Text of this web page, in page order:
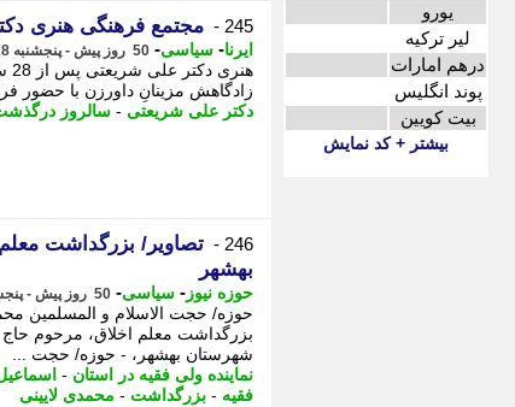
یورو
لیر ترکیه
درهم امارات
پوند انگلیس
بیت کویین
بیشتر + کد نمایش
245 - مجتمع فرهنگی هنری
ایرنا- سیاسی- 50 روز پیش - پنجشنبه 28 خرداد 1405، 23:55
زادگاهش مزینانِ داورزن با حضور
دکتر علی شریعتی - سالروز
246 -
تصاویر/ بزرگداشت
بهشهر
حوزه نیوز - سیاسی- 50 روز پیش - پنجشنبه 28 خرداد 1405، 21:02
حوزه/ حجت الاسلام و المسلمین
بزرگداشت معلم اخلاق، مرحوم
شهرستان بهشهر، - حوزه/ حجت ...
نماینده ولی فقیه در استان -
فقیه - بزرگداشت - محمدی لایینی